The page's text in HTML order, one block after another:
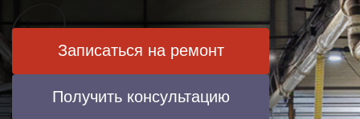
Записаться на ремонт
Получить консультацию